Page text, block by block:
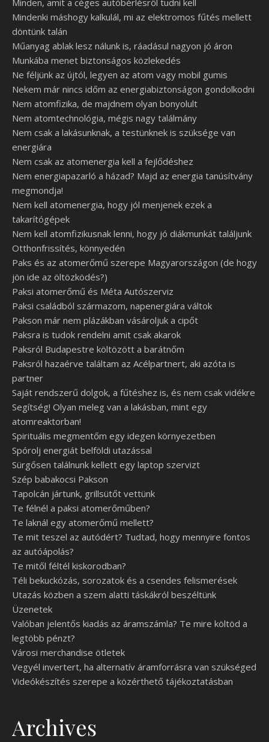
Minden, amit a céges autóbérlésről tudni kell
Mindenki máshogy kalkulál, mi az elektromos fűtés mellett
döntünk talán
Műanyag ablak lesz nálunk is, ráadásul nagyon jó áron
Munkába menet biztonságos közlekedés
Ne féljünk az újtól, legyen az atom vagy mobil gumis
Nekem már nincs időm az energiabiztonságon gondolkodni
Nem atomfizika, de majdnem olyan bonyolult
Nem atomtechnológia, mégis nagy találmány
Nem csak a lakásunknak, a testünknek is szüksége van
energiára
Nem csak az atomenergia kell a fejlődéshez
Nem energiapazarló a házad? Majd az energia tanúsítvány
megmondja!
Nem kell atomenergia, hogy jól menjenek ezek a
takarítógépek
Nem kell atomfizikusnak lenni, hogy jó diákmunkát találjunk
Otthonfrissítés, könnyedén
Paks és az atomerőmű szerepe Magyarországon (de hogy
jön ide az öltözködés?)
Paksi atomerőmű és Méta Autószerviz
Paksi családból származom, napenergiára váltok
Pakson már nem plázákban vásároljuk a cipőt
Paksra is tudok rendelni amit csak akarok
Paksról Budapestre költözött a barátnőm
Paksról hazaérve találtam az Acélpartnert, aki azóta is
partner
Saját rendszerű dolgok, a fűtéshez is, és nem csak vidékre
Segítség! Olyan meleg van a lakásban, mint egy
atomreaktorban!
Spirituális megmentőm egy idegen környezetben
Spórolj energiát belföldi utazással
Sürgősen találnunk kellett egy laptop szervizt
Szép babakocsi Pakson
Tapolcán jártunk, grillsütőt vettünk
Te félnél a paksi atomerőműben?
Te laknál egy atomerőmű mellett?
Te mit teszel az autódért? Tudtad, hogy mennyire fontos
az autóápolás?
Te mitől féltél kiskorodban?
Téli bekuckózás, sorozatok és a csendes felismerések
Utazás közben a szem alatti táskákról beszéltünk
Üzenetek
Valóban jelentős kiadás az áramszámla? Te mire költöd a
legtöbb pénzt?
Városi merchandise ötletek
Vegyél invertert, ha alternatív áramforrásra van szükséged
Videókészítés szerepe a közérthető tájékoztatásban
Archives